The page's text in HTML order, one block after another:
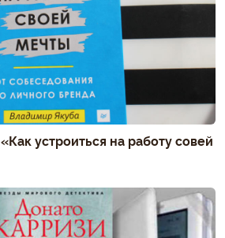
устроиться на работу совей